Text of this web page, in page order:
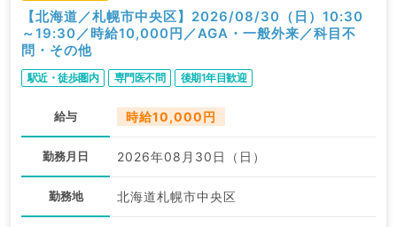
【北海道／札幌市中央区】2026/08/30（日）10:30
～19:30／時給10,000円／AGA・一般外来／科目不
問・その他
駅近・徒歩圏内 専門医不問 後期1年目歓迎
給与 時給10,000円
勤務月日 2026年08月30日（日）
勤務地 北海道札幌市中央区